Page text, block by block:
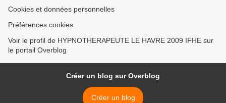
Cookies et données personnelles
Préférences cookies
Voir le profil de HYPNOTHERAPEUTE LE HAVRE 2009 IFHE sur
le portail Overblog
Créer un blog sur Overblog
Créer un blog